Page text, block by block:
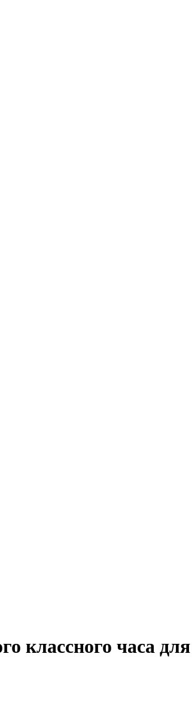
классного часа